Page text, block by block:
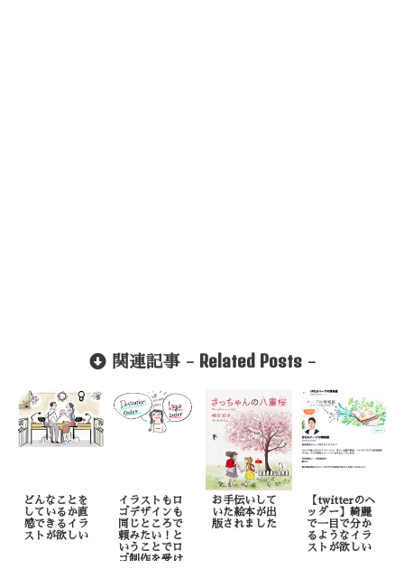
関連記事 - Related Posts-
どんなことを
しているか直
感できるイラ
ストが欲しい
イラストもロ
ゴデザインも
同じところで
頼みたい！と
いうことでロ
ゴ制作を受け
お手伝いして
いた絵本が出
版されました
【twitterのヘ
ッダー】綺麗
で一目で分か
るようなイラ
ストが欲しい